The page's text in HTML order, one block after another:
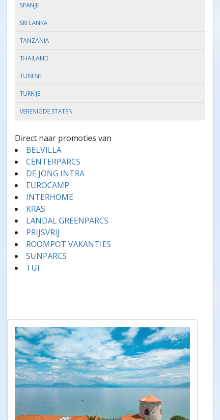
SPANJE
SRI LANKA
TANZANIA
THAILAND
TUNESIE
TURKIJE
VERENIGDE STATEN
Direct naar promoties van
BELVILLA
CENTERPARCS
DE JONG INTRA
EUROCAMP
INTERHOME
KRAS
LANDAL GREENPARCS
PRIJSVRIJ
ROOMPOT VAKANTIES
SUNPARCS
TUI